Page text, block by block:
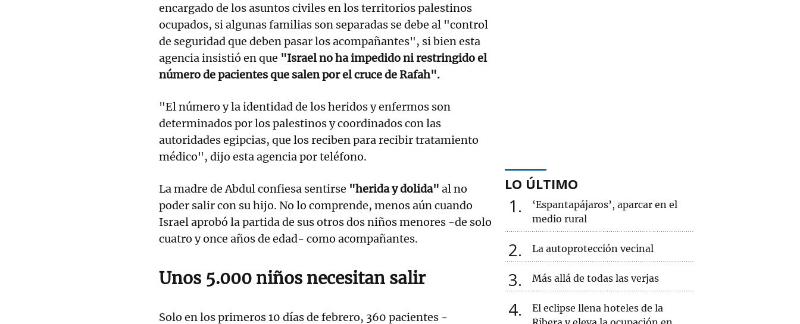
encargado de los asuntos civiles en los territorios palestinos
ocupados, si algunas familias son separadas se debe al "control
de seguridad que deben pasar los acompañantes", si bien esta
agencia insistió en que "Israel no ha impedido ni restringido el
número de pacientes que salen por el cruce de Rafah".
"El número y la identidad de los heridos y enfermos son
determinados por los palestinos y coordinados con las
autoridades egipcias, que los reciben para recibir tratamiento
médico", dijo esta agencia por teléfono.
La madre de Abdul confiesa sentirse "herida y dolida" al no
poder salir con su hijo. No lo comprende, menos aún cuando
Israel aprobó la partida de sus otros dos niños menores -de solo
cuatro y once años de edad- como acompañantes.
Unos 5.000 niños necesitan salir
Solo en los primeros 10 días de febrero, 360 pacientes -
LO ÚLTIMO
1
‘Espantapájaros’, aparcar en el
medio rural
2 La autoprotección vecinal
3 Más allá de todas las verjas
4
El eclipse llena hoteles de la